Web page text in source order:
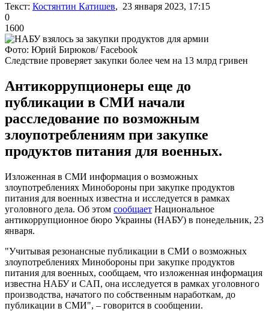
Текст: Костянтин Катишев, 23 января 2023, 17:15
0
1600
Фото: Юрий Бирюков/ Facebook
Следствие проверяет закупки более чем на 13 млрд гривен
Антикоррупционеры еще до
публикации в СМИ начали
расследование по возможным
злоупотреблениям при закупке
продуктов питания для военных.
Изложенная в СМИ информация о возможных
злоупотреблениях Минобороны при закупке продуктов
питания для военных известна и исследуется в рамках
уголовного дела. Об этом сообщает Национальное
антикоррупционное бюро Украины (НАБУ) в понедельник, 23
января.
"Учитывая резонансные публикации в СМИ о возможных
злоупотреблениях Минобороны при закупке продуктов
питания для военных, сообщаем, что изложенная информация
известна НАБУ и CАП, она исследуется в рамках уголовного
производства, начатого по собственным наработкам, до
публикации в СМИ", – говорится в сообщении.